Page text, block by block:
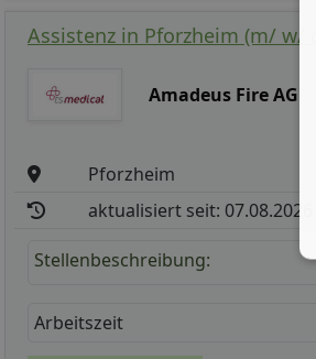
Assistenz in Pforzheim (m/ w/ d)
Amadeus Fire AG
Pforzheim
aktualisiert seit: 07.08.2026
Stellenbeschreibung:
Arbeitszeit